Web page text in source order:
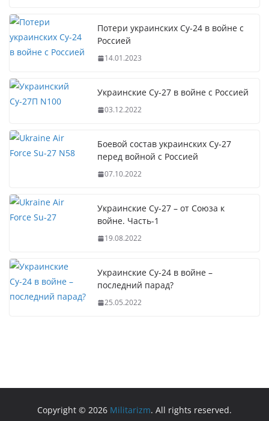
Потери украинских Су-24 в войне с
Россией
14.01.2023
Украинские Су-27 в войне с Россией
03.12.2022
Боевой состав украинских Су-27
перед войной с Россией
07.10.2022
Украинские Су-27 – от Союза к
войне. Часть-1
19.08.2022
Украинские Су-24 в войне –
последний парад?
25.05.2022
Copyright © 2026 Militarizm. All rights reserved.